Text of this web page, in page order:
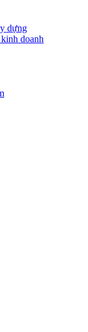
quyết toán ngân
đầu tư phía Bắc
đẩy hợp tác đổi
dựng
doanh